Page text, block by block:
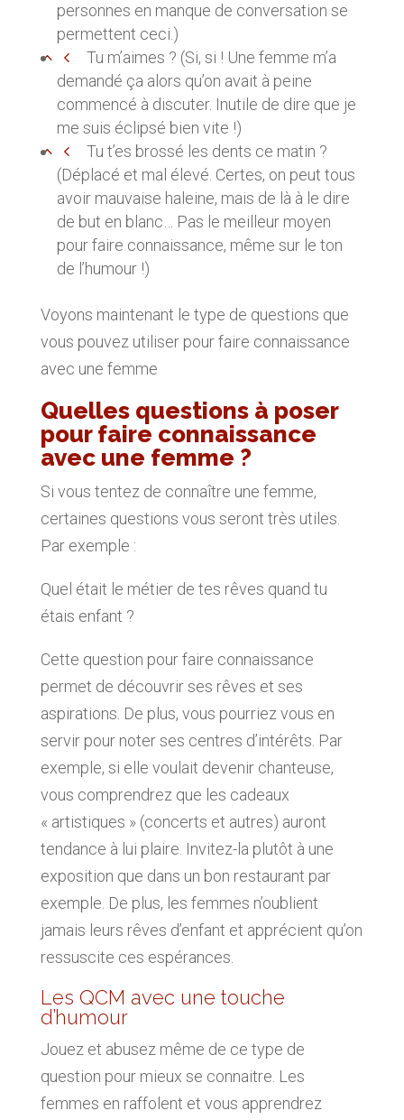
personnes en manque de conversation se
permettent ceci.)
Tu m’aimes ? (Si, si ! Une femme m’a
demandé ça alors qu’on avait à peine
commencé à discuter. Inutile de dire que je
me suis éclipsé bien vite !)
Tu t’es brossé les dents ce matin ?
(Déplacé et mal élevé. Certes, on peut tous
avoir mauvaise haleine, mais de là à le dire
de but en blanc… Pas le meilleur moyen
pour faire connaissance, même sur le ton
de l’humour !)
Voyons maintenant le type de questions que
vous pouvez utiliser pour faire connaissance
avec une femme
Quelles questions à poser
pour faire connaissance
avec une femme ?
Si vous tentez de connaître une femme,
certaines questions vous seront très utiles.
Par exemple :
Quel était le métier de tes rêves quand tu
étais enfant ?
Cette question pour faire connaissance
permet de découvrir ses rêves et ses
aspirations. De plus, vous pourriez vous en
servir pour noter ses centres d’intérêts. Par
exemple, si elle voulait devenir chanteuse,
vous comprendrez que les cadeaux
« artistiques » (concerts et autres) auront
tendance à lui plaire. Invitez-la plutôt à une
exposition que dans un bon restaurant par
exemple. De plus, les femmes n’oublient
jamais leurs rêves d’enfant et apprécient qu’on
ressuscite ces espérances.
Les QCM avec une touche
d’humour
Jouez et abusez même de ce type de
question pour mieux se connaitre. Les
femmes en raffolent et vous apprendrez